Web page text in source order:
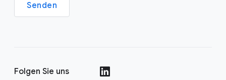
Senden
Folgen Sie uns